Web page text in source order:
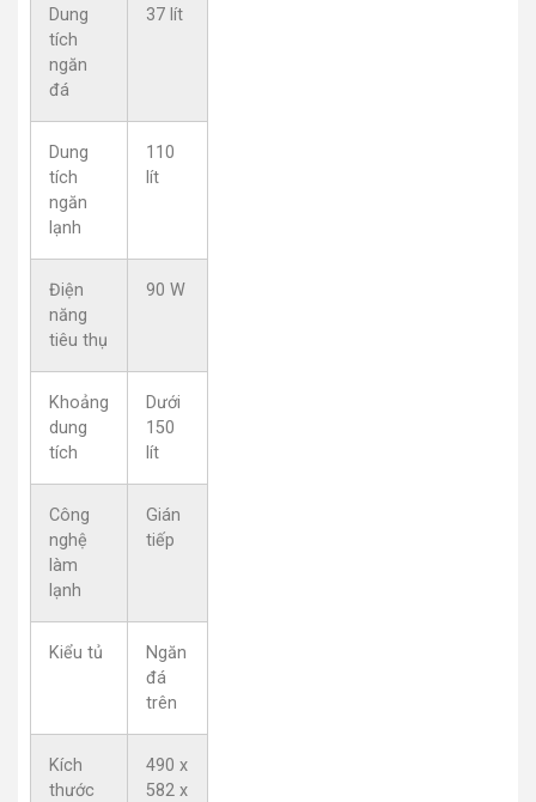
Dung
tích
ngăn
đá
37 lít
Dung
tích
ngăn
lạnh
110
lít
Điện
năng
tiêu thụ
90 W
Khoảng
dung
tích
Dưới
150
lít
Công
nghệ
làm
lạnh
Gián
tiếp
Kiểu tủ
Ngăn
đá
trên
Kích
thước
490 x
582 x